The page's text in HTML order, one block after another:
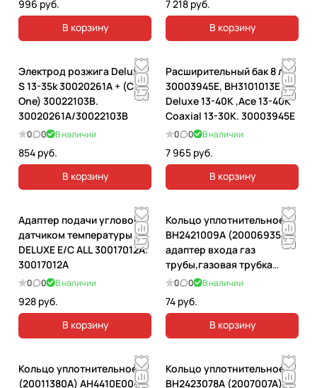
996 руб.
В корзину
7 218 руб.
В корзину
Электрод розжига Deluxe
S 13-35k 30020261A + (C/E/
One) 30022103B.
30020261A/30022103B
0 0 В наличии
854 руб.
В корзину
Расширительный бак 8 л.
30003945E, BH3101013E
Deluxe 13-40K ,Ace 13-40К
Coaxial 13-30К. 30003945E
0 0 В наличии
7 965 руб.
В корзину
Адаптер подачи угловой с
датчиком температуры
DELUXE E/C ALL 30017012A.
30017012A
0 0 В наличии
928 руб.
В корзину
Кольцо уплотнительное
ВН2421009А (20006935А)
адаптер входа газ
трубы,газовая трубка
Navien. 20006935А
0 0 В наличии
74 руб.
В корзину
Кольцо уплотнительное
(20011380A) AH4410E008A
Кольцо уплотнительное
ВН2423078А (2007007А)